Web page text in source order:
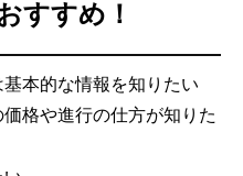
すすめ！
本的な情報を知りたい
格や進行の仕方が知りた